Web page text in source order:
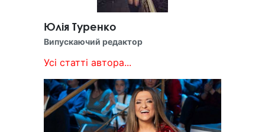
Юлія Туренко
Випускаючий редактор
Усі статті автора...